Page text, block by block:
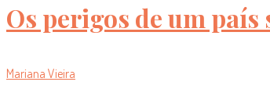
Os perigos de um país
Mariana Vieira